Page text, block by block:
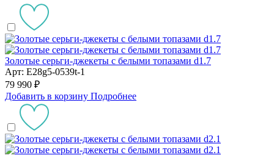
Золотые серьги-джекеты с белыми топазами d1.7
Арт: E28g5-0539t-1
79 990 ₽
Добавить в корзину Подробнее